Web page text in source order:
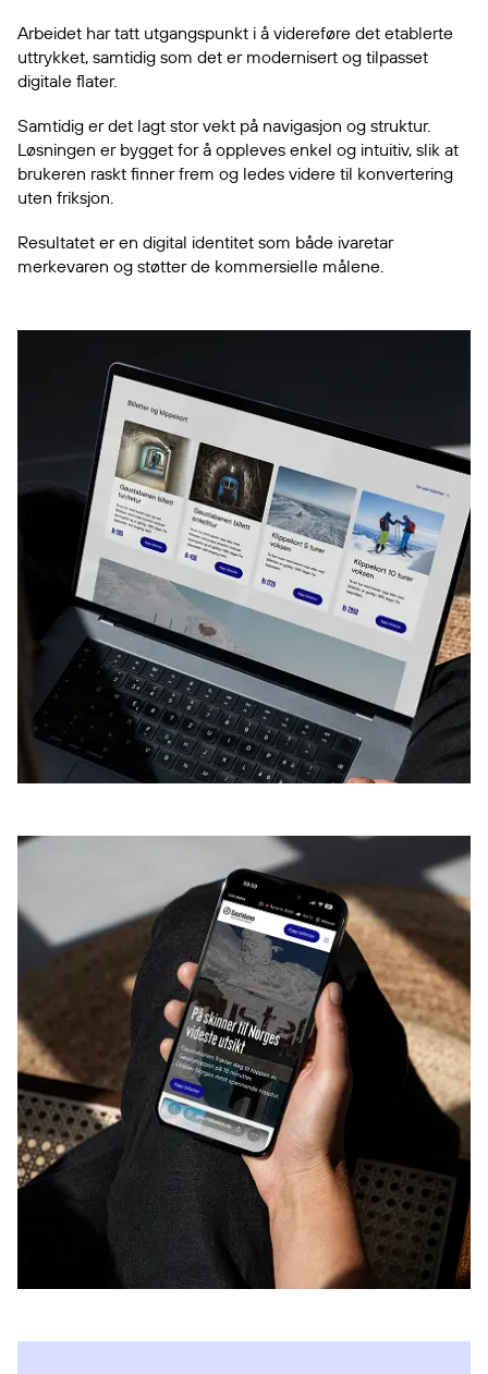
Arbeidet har tatt utgangspunkt i å videreføre det etablerte
uttrykket, samtidig som det er modernisert og tilpasset
digitale flater.
Samtidig er det lagt stor vekt på navigasjon og struktur.
Løsningen er bygget for å oppleves enkel og intuitiv, slik at
brukeren raskt finner frem og ledes videre til konvertering
uten friksjon.
Resultatet er en digital identitet som både ivaretar
merkevaren og støtter de kommersielle målene.